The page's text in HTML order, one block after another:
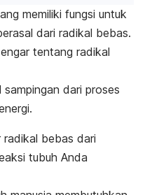
memiliki fungsi untuk
dari radikal bebas.
tentang radikal
dari proses
bebas dari
tubuh Anda